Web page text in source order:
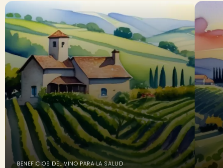
BENEFICIOS DEL VINO PARA LA SALUD